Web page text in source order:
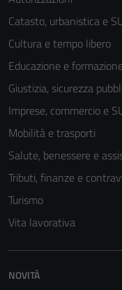
Catasto, urbanistica e
Cultura e tempo libero
Educazione e
Giustizia, sicurezza
Imprese, commercio e
Mobilità e trasporti
Salute, benessere e
Tributi, finanze e
Turismo
Vita lavorativa
NOVITÀ